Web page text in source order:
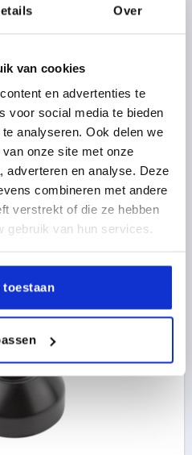
Over
van cookies
en advertenties te
voor social media te bieden
analyseren. Ook delen we
onze site met onze
adverteren en analyse. Deze
combineren met andere
verstrekt of die ze hebben
gebruik van hun services.
toestaan
D=99
HOOGTE=18
DETAILS